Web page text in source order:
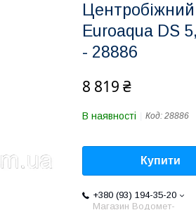
Euroaqua DS
- 28886
8 819 ₴
В наявності Код: 28886
Купити
+380 (93) 194-35-20
Магазин Водомет-